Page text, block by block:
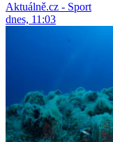
Aktuálně.cz - Sport
dnes, 11:03